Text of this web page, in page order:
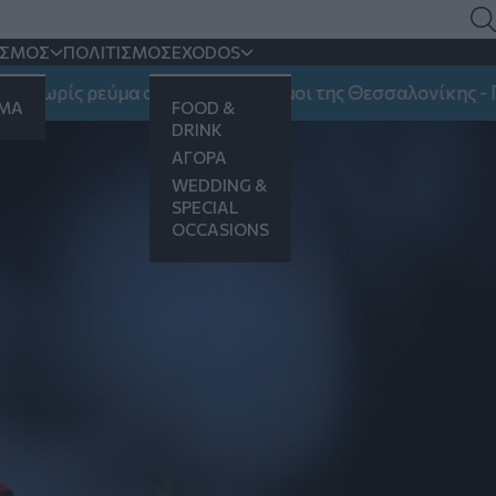
ΠΟΛΙΤΙΣΜΟΣEXODOS
FOOD &
DRINK
ΑΓΟΡΑ
WEDDING &
SPECIAL
OCCASIONS
σήμερα τρεις Δήμοι της Θεσσαλονίκης - Ποιοι